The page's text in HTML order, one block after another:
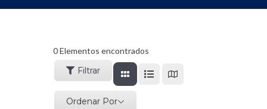
0Elementos encontrados
Filtrar
Ordenar Por